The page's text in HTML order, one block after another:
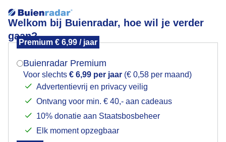
Welkom bij Buienradar, hoe wil je verder
gaan?
Premium € 6,99 / jaar
Buienradar Premium
Voor slechts € 6,99 per jaar (€ 0,58 per maand)
Advertentievrij en privacy veilig
Ontvang voor min. € 40,- aan cadeaus
10% donatie aan Staatsbosbeheer
Elk moment opzegbaar
Kasteel Assumburg in de zon vandaag
Mogen we je locatie gebruiken voor het
Indien je hier nog geen akkoord op hebt gegeven,
verschijnt er zo een pop-up uit je browser waarin